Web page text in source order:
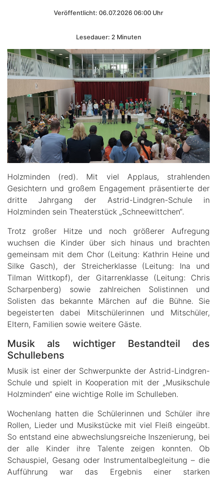
Veröffentlicht: 06.07.2026 06:00 Uhr
Lesedauer: 2 Minuten
Holzminden (red). Mit viel Applaus, strahlenden
Gesichtern und großem Engagement präsentierte der
dritte Jahrgang der Astrid-Lindgren-Schule in
Holzminden sein Theaterstück „Schneewittchen“.
Trotz großer Hitze und noch größerer Aufregung
wuchsen die Kinder über sich hinaus und brachten
gemeinsam mit dem Chor (Leitung: Kathrin Heine und
Silke Gasch), der Streicherklasse (Leitung: Ina und
Tilman Wittkopf), der Gitarrenklasse (Leitung: Chris
Scharpenberg) sowie zahlreichen Solistinnen und
Solisten das bekannte Märchen auf die Bühne. Sie
begeisterten dabei Mitschülerinnen und Mitschüler,
Eltern, Familien sowie weitere Gäste.
Musik als wichtiger Bestandteil des
Schullebens
Musik ist einer der Schwerpunkte der Astrid-Lindgren-
Schule und spielt in Kooperation mit der „Musikschule
Holzminden“ eine wichtige Rolle im Schulleben.
Wochenlang hatten die Schülerinnen und Schüler ihre
Rollen, Lieder und Musikstücke mit viel Fleiß eingeübt.
So entstand eine abwechslungsreiche Inszenierung, bei
der alle Kinder ihre Talente zeigen konnten. Ob
Schauspiel, Gesang oder Instrumentalbegleitung – die
Aufführung war das Ergebnis einer starken